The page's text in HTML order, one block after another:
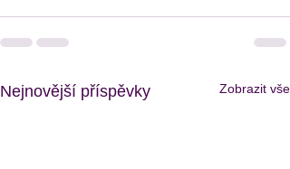
Nejnovější příspěvky Zobrazit vše